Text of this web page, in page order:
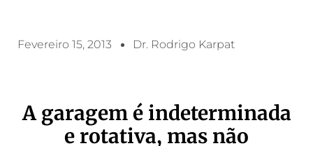
Fevereiro 15, 2013 Dr. Rodrigo Karpat
A garagem é indeterminada
e rotativa, mas não